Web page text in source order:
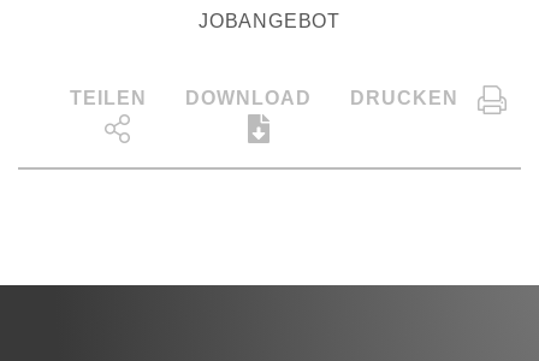
JOBANGEBOT
TEILEN DOWNLOAD DRUCKEN